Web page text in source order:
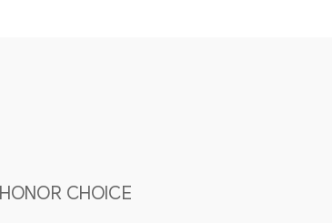
HONOR CHOICE